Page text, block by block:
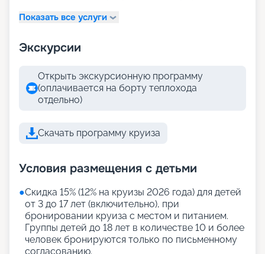
Показать все услуги
Экскурсии
Открыть экскурсионную программу
(оплачивается на борту теплохода
отдельно)
Скачать программу круиза
Условия размещения с детьми
●Скидка 15% (12% на круизы 2026 года) для детей
от 3 до 17 лет (включительно), при
бронировании круиза с местом и питанием.
Группы детей до 18 лет в количестве 10 и более
человек бронируются только по письменному
согласованию.